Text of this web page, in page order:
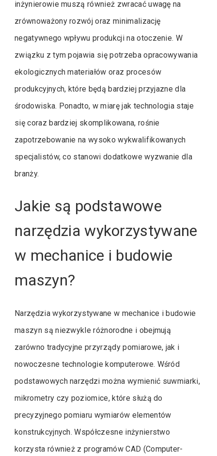
inżynierowie muszą również zwracać uwagę na
zrównoważony rozwój oraz minimalizację
negatywnego wpływu produkcji na otoczenie. W
związku z tym pojawia się potrzeba opracowywania
ekologicznych materiałów oraz procesów
produkcyjnych, które będą bardziej przyjazne dla
środowiska. Ponadto, w miarę jak technologia staje
się coraz bardziej skomplikowana, rośnie
zapotrzebowanie na wysoko wykwalifikowanych
specjalistów, co stanowi dodatkowe wyzwanie dla
branży.
Jakie są podstawowe
narzędzia wykorzystywane
w mechanice i budowie
maszyn?
Narzędzia wykorzystywane w mechanice i budowie
maszyn są niezwykle różnorodne i obejmują
zarówno tradycyjne przyrządy pomiarowe, jak i
nowoczesne technologie komputerowe. Wśród
podstawowych narzędzi można wymienić suwmiarki,
mikrometry czy poziomice, które służą do
precyzyjnego pomiaru wymiarów elementów
konstrukcyjnych. Współczesne inżynierstwo
korzysta również z programów CAD (Computer-